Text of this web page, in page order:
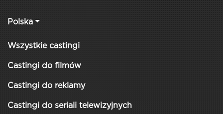
Polska
Wszystkie castingi
Castingi do filmów
Castingi do reklamy
Castingi do seriali telewizyjnych